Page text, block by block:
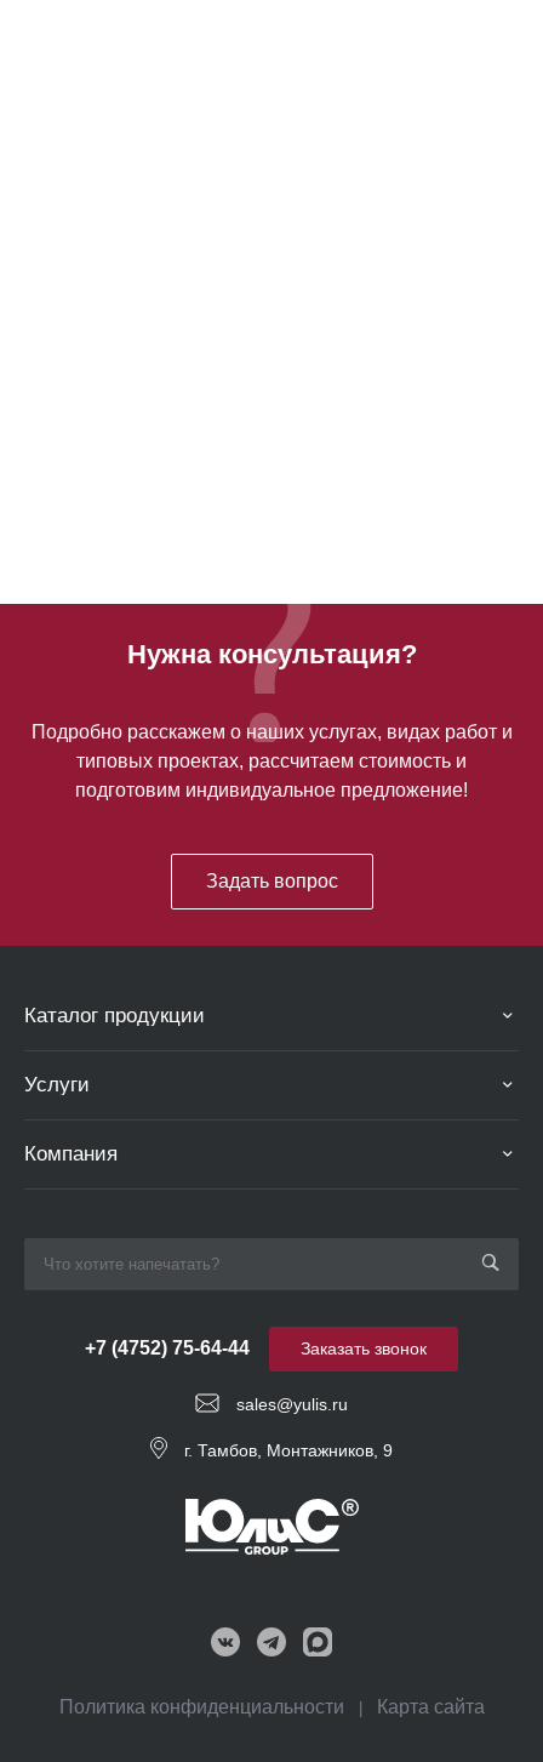
Нужна консультация?
Подробно расскажем о наших услугах, видах работ и
типовых проектах, рассчитаем стоимость и
подготовим индивидуальное предложение!
Задать вопрос
Каталог продукции
Услуги
Компания
sales@yulis.ru
+7 (4752) 75-64-44
г. Тамбов, Монтажников, 9
Заказать звонок
Политика конфиденциальности Карта сайта